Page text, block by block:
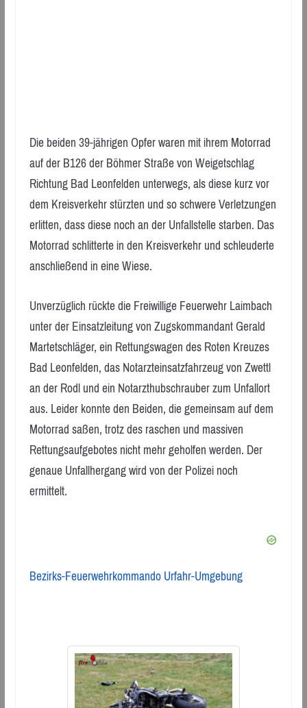
Die beiden 39-jährigen Opfer waren mit ihrem Motorrad
auf der B126 der Böhmer Straße von Weigetschlag
Richtung Bad Leonfelden unterwegs, als diese kurz vor
dem Kreisverkehr stürzten und so schwere Verletzungen
erlitten, dass diese noch an der Unfallstelle starben. Das
Motorrad schlitterte in den Kreisverkehr und schleuderte
anschließend in eine Wiese.
Unverzüglich rückte die Freiwillige Feuerwehr Laimbach
unter der Einsatzleitung von Zugskommandant Gerald
Martetschläger, ein Rettungswagen des Roten Kreuzes
Bad Leonfelden, das Notarzteinsatzfahrzeug von Zwettl
an der Rodl und ein Notarzthubschrauber zum Unfallort
aus. Leider konnte den Beiden, die gemeinsam auf dem
Motorrad saßen, trotz des raschen und massiven
Rettungsaufgebotes nicht mehr geholfen werden. Der
genaue Unfallhergang wird von der Polizei noch
ermittelt.
Bezirks-Feuerwehrkommando Urfahr-Umgebung